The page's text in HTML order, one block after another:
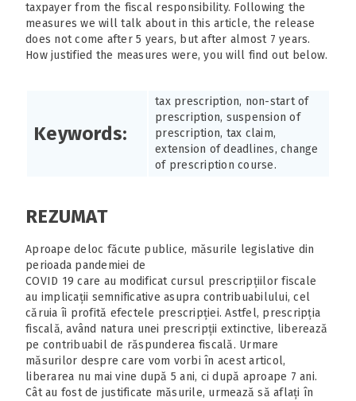
taxpayer from the fiscal responsibility. Following the
measures we will talk about in this article, the release
does not come after 5 years, but after almost 7 years.
How justified the measures were, you will find out below.
Keywords:
tax prescription, non-start of
prescription, suspension of
prescription, tax claim,
extension of deadlines, change
of prescription course.
REZUMAT
Aproape deloc făcute publice, măsurile legislative din
perioada pandemiei de
COVID 19 care au modificat cursul prescripțiilor fiscale
au implicații semnificative asupra contribuabilului, cel
căruia îi profită efectele prescripției. Astfel, prescripția
fiscală, având natura unei prescripții extinctive, liberează
pe contribuabil de răspunderea fiscală. Urmare
măsurilor despre care vom vorbi în acest articol,
liberarea nu mai vine după 5 ani, ci după aproape 7 ani.
Cât au fost de justificate măsurile, urmează să aflați în